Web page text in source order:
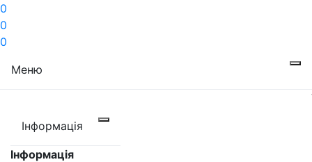
0
0
0
Меню
Інформація
Інформація